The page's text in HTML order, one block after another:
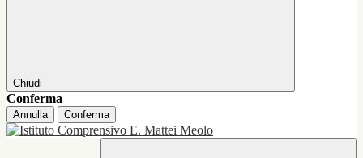
Chiudi
Conferma
Annulla Conferma